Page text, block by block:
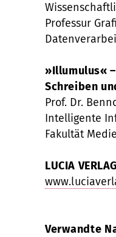
Professur
»Illumulus«
Schreiben
Prof. Dr.
Intelligente
Fakultät
LUCIA VERLAG
Verwandte